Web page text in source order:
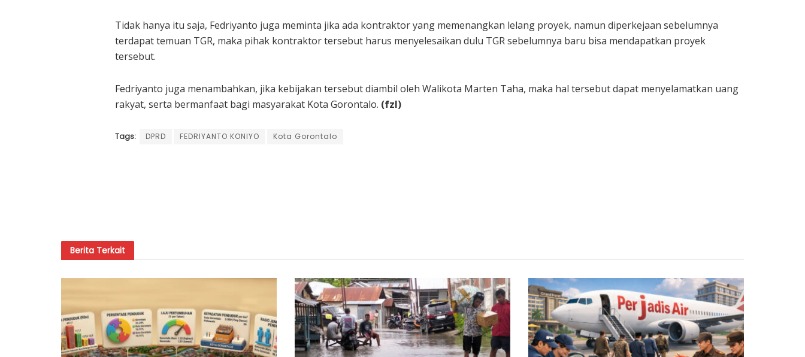
Tidak hanya itu saja, Fedriyanto juga meminta jika ada kontraktor yang memenangkan lelang proyek, namun diperkejaan sebelumnya
terdapat temuan TGR, maka pihak kontraktor tersebut harus menyelesaikan dulu TGR sebelumnya baru bisa mendapatkan proyek
tersebut.
Fedriyanto juga menambahkan, jika kebijakan tersebut diambil oleh Walikota Marten Taha, maka hal tersebut dapat menyelamatkan uang
rakyat, serta bermanfaat bagi masyarakat Kota Gorontalo. (fzl)
Tags: DPRD FEDRIYANTO KONIYO Kota Gorontalo
Berita Terkait